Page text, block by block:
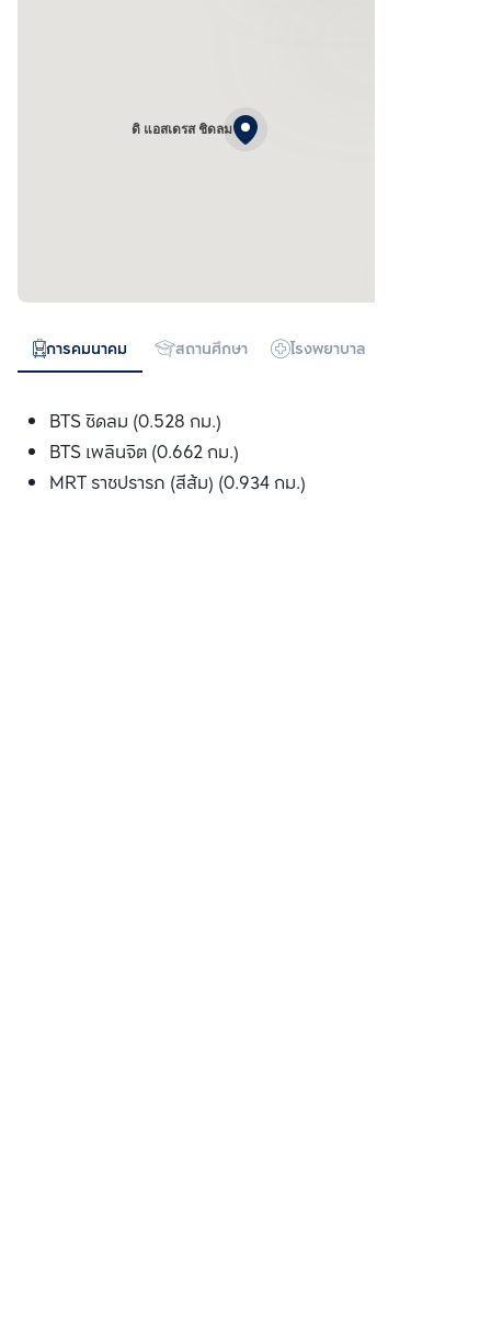
ดิ แอสเดรส ชิดลม
การคมนาคม สถานศึกษา โรงพยาบาล
BTS ชิดลม (0.528 กม.)
BTS เพลินจิต (0.662 กม.)
MRT ราชปรารภ (สีส้ม) (0.934 กม.)